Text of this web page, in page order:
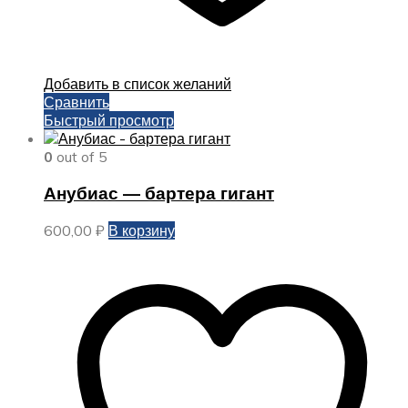
Добавить в список желаний
Сравнить
Быстрый просмотр
0 out of 5
Анубиас — бартера гигант
600,00 ₽ В корзину